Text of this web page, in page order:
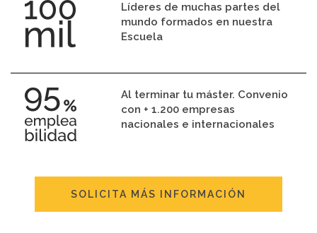
Líderes de muchas partes del
mundo formados en nuestra
Escuela
Al terminar tu máster. Convenio
con + 1.200 empresas
nacionales e internacionales
SOLICITA MÁS INFORMACIÓN